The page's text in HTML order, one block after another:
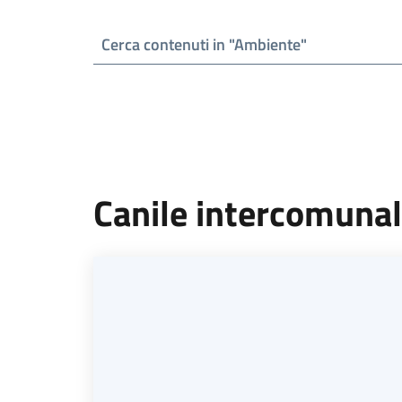
Canile